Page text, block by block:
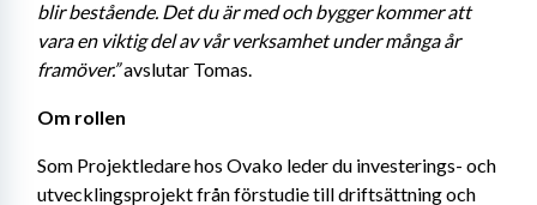
blir bestående. Det du är med och bygger kommer att
vara en viktig del av vår verksamhet under många år
framöver.”avslutar Tomas.
Om rollen
Som Projektledare hos Ovako leder du investerings- och
utvecklingsprojekt från förstudie till driftsättning och